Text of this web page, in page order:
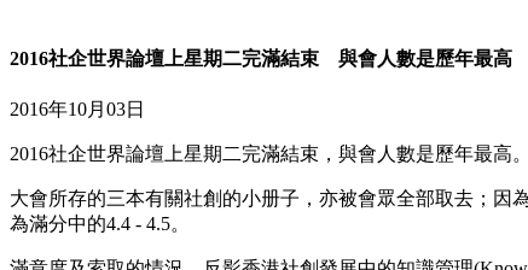
2016社企世界論壇上星期二完滿結束 與會人數是歷年最高
2016年10月03日
2016社企世界論壇上星期二完滿結束，與會人數是歷年最高。
大會所存的三本有關社創的小册子，亦被會眾全部取去；因
為滿分中的4.4 - 4.5。